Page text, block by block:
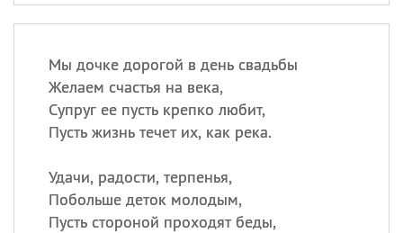
Мы дочке дорогой в день свадьбы
Желаем счастья на века,
Супруг ее пусть крепко любит,
Пусть жизнь течет их, как река.
Удачи, радости, терпенья,
Побольше деток молодым,
Пусть стороной проходят беды,